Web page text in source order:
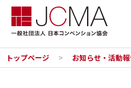
トップページ お知らせ・活動